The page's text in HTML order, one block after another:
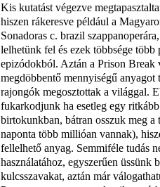
Kis kutatást végezve
hiszen rákeresve például a
Sonadoras c. brazil
lelhetünk fel és ezek többsége több
epizódokból. Aztán a Prison Break
megdöbbentő mennyiségű
rajongók megosztottak a világgal.
fukarkodjunk ha esetleg egy
birtokunkban, bátran osszuk meg
naponta több millióan vannak),
fellelhető anyag. Semmiféle tudás
használatához, egyszerűen üssünk
kulcsszavakat, aztán már